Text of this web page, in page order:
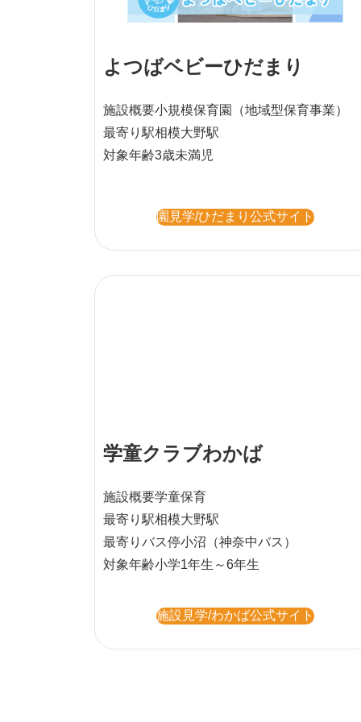
よつばベビーひだまり
施設概要小規模保育園
（地域型保育事業）
最寄り駅相模大野駅
対象年齢3歳未満児
園見学/ひだまり公式サイト
施設概要学童保育
最寄り駅相模大野駅
最寄りバス停小沼（神奈中バス）